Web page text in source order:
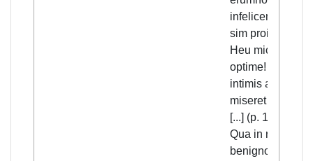
infelicem vitam
sim proiectus.
Heu michi, frater
optime! piget ex
intimis ax
miseret me mei.
[...] (p. 1126)
Qua in re
benigno sub